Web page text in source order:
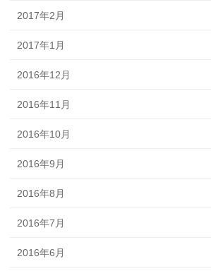
2017年2月
2017年1月
2016年12月
2016年11月
2016年10月
2016年9月
2016年8月
2016年7月
2016年6月